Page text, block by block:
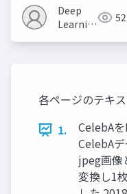
Deep
Learning
各ページのテキ
1.
CelebA
CelebA
jpeg画像
変換し1